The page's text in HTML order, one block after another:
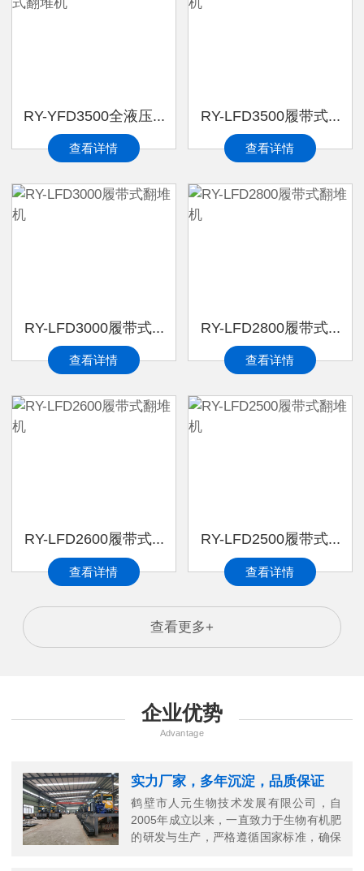
RY-YFD3500全液压...
查看详情
RY-LFD3500履带式...
查看详情
RY-LFD3000履带式...
查看详情
RY-LFD2800履带式...
查看详情
RY-LFD2600履带式...
查看详情
RY-LFD2500履带式...
查看详情
查看更多+
企业优势
Advantage
实力厂家，多年沉淀，品质保证
鹤壁市人元生物技术发展有限公司，自
2005年成立以来，一直致力于生物有机肥
的研发与生产，严格遵循国家标准，确保